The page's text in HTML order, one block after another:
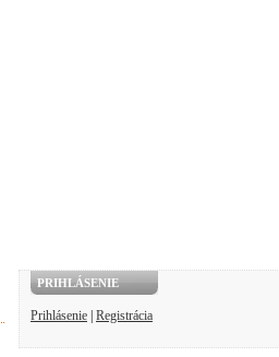
PRIHLÁSENIE
Prihlásenie Registrácia